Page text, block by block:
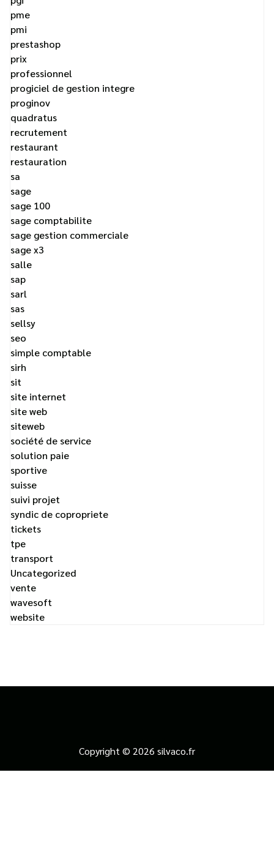
pme
pmi
prestashop
prix
professionnel
progiciel de gestion integre
proginov
quadratus
recrutement
restaurant
restauration
sa
sage
sage 100
sage comptabilite
sage gestion commerciale
sage x3
salle
sap
sarl
sas
sellsy
seo
simple comptable
sirh
sit
site internet
site web
siteweb
société de service
solution paie
sportive
suisse
suivi projet
syndic de copropriete
tickets
tpe
transport
Uncategorized
vente
wavesoft
website
Copyright © 2026 silvaco.fr